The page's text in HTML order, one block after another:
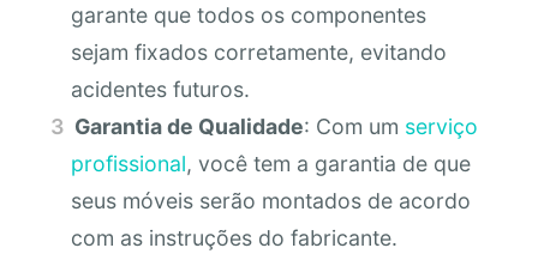
garante que todos os componentes
sejam fixados corretamente, evitando
acidentes futuros.
Garantia de Qualidade: Com um serviço
profissional, você tem a garantia de que
seus móveis serão montados de acordo
com as instruções do fabricante.